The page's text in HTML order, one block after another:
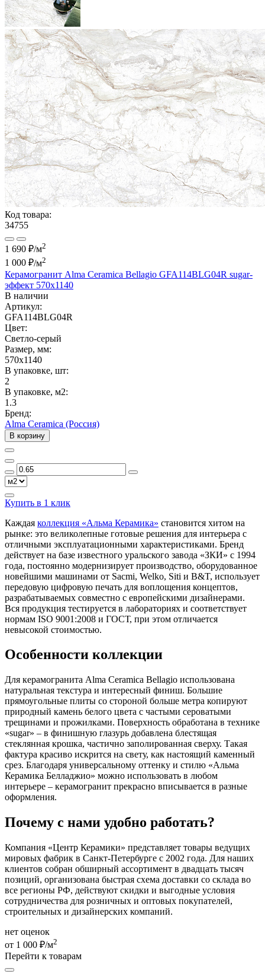
Код товара:
34755
1 690 ₽/м2
1 000 ₽/м2
Керамогранит Alma Ceramica Bellagio GFA114BLG04R sugar-
эффект 570x1140
В наличии
Артикул:
GFA114BLG04R
Цвет:
Светло-серый
Размер, мм:
570x1140
В упаковке, шт:
2
В упаковке, м2:
1.3
Бренд:
Alma Ceramica (Россия)
В корзину
Купить в 1 клик
Каждая коллекция «Альма Керамика» становится хитом на
рынке: это великолепные готовые решения для интерьера с
отличными эксплуатационными характеристиками. Бренд
действует на базе известного уральского завода «ЗКИ» с 1994
года, постоянно модернизирует производство, оборудованное
новейшими машинами от Sacmi, Welko, Siti и B&T, использует
передовую цифровую печать для воплощения концептов,
разрабатываемых совместно с европейскими дизайнерами.
Вся продукция тестируется в лабораториях и соответствует
нормам ISO 9001:2008 и ГОСТ, при этом отличается
невысокой стоимостью.
Особенности коллекции
Для керамогранита Alma Ceramica Bellagio использована
натуральная текстура и интересный финиш. Большие
прямоугольные плиты со стороной больше метра копируют
природный камень белого цвета с частыми сероватыми
трещинами и прожилками. Поверхность обработана в технике
«sugar» – в финишную глазурь добавлена блестящая
стеклянная крошка, частично заполированная сверху. Такая
фактура красиво искрится на свету, как настоящий каменный
срез. Благодаря универсальному оттенку и стилю «Альма
Керамика Белладжио» можно использовать в любом
интерьере – керамогранит прекрасно вписывается в разные
оформления.
Почему с нами удобно работать?
Компания «Центр Керамики» представляет товары ведущих
мировых фабрик в Санкт-Петербурге с 2002 года. Для наших
клиентов собран обширный ассортимент в двадцать тысяч
позиций, организована быстрая схема доставки со склада во
все регионы РФ, действуют скидки и выгодные условия
сотрудничества для розничных и оптовых покупателей,
строительных и дизайнерских компаний.
нет оценок
от 1 000 ₽/м2
Перейти к товарам